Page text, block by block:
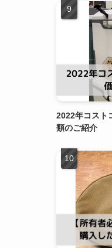
2022年コスト
類のご紹介